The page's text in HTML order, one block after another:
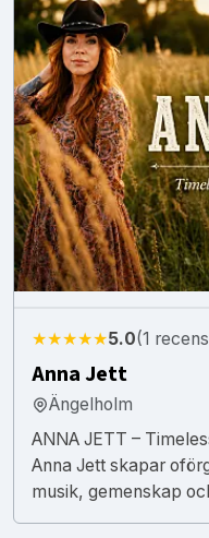
★★★★★5.0(1
Anna Jett
Ängelholm
ANNA JETT –
Anna Jett skapar
musik, gemenskap